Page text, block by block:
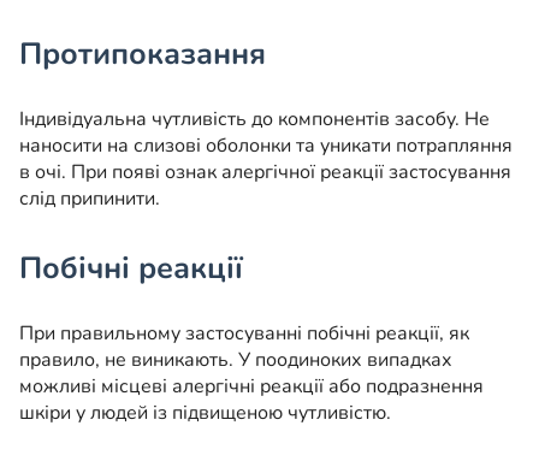
Протипоказання
Індивідуальна чутливість до компонентів засобу. Не
наносити на слизові оболонки та уникати потрапляння
в очі. При появі ознак алергічної реакції застосування
слід припинити.
Побічні реакції
При правильному застосуванні побічні реакції, як
правило, не виникають. У поодиноких випадках
можливі місцеві алергічні реакції або подразнення
шкіри у людей із підвищеною чутливістю.